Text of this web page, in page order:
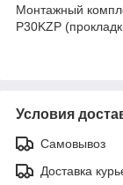
Монтажный
P30KZP
Условия
Самовывоз
Доставка